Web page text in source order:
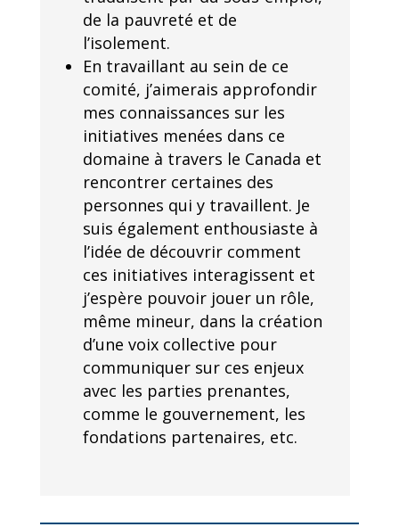
de la pauvreté et de
l’isolement.
En travaillant au sein de ce
comité, j’aimerais approfondir
mes connaissances sur les
initiatives menées dans ce
domaine à travers le Canada et
rencontrer certaines des
personnes qui y travaillent. Je
suis également enthousiaste à
l’idée de découvrir comment
ces initiatives interagissent et
j’espère pouvoir jouer un rôle,
même mineur, dans la création
d’une voix collective pour
communiquer sur ces enjeux
avec les parties prenantes,
comme le gouvernement, les
fondations partenaires, etc.